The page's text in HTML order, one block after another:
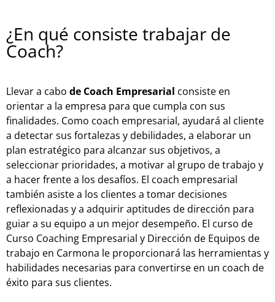
¿En qué consiste trabajar de
Coach?
Llevar a cabo de Coach Empresarial consiste en
orientar a la empresa para que cumpla con sus
finalidades. Como coach empresarial, ayudará al cliente
a detectar sus fortalezas y debilidades, a elaborar un
plan estratégico para alcanzar sus objetivos, a
seleccionar prioridades, a motivar al grupo de trabajo y
a hacer frente a los desafíos. El coach empresarial
también asiste a los clientes a tomar decisiones
reflexionadas y a adquirir aptitudes de dirección para
guiar a su equipo a un mejor desempeño. El curso de
Curso Coaching Empresarial y Dirección de Equipos de
trabajo en Carmona le proporcionará las herramientas y
habilidades necesarias para convertirse en un coach de
éxito para sus clientes.